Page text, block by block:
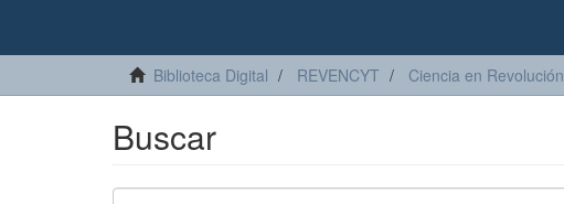
Biblioteca Digital REVENCYT Ciencia en Revolución
Buscar